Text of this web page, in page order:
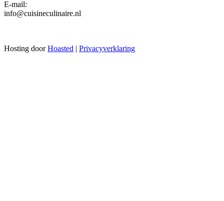
E-mail:
info@cuisineculinaire.nl
Hosting doorHoasted | Privacyverklaring